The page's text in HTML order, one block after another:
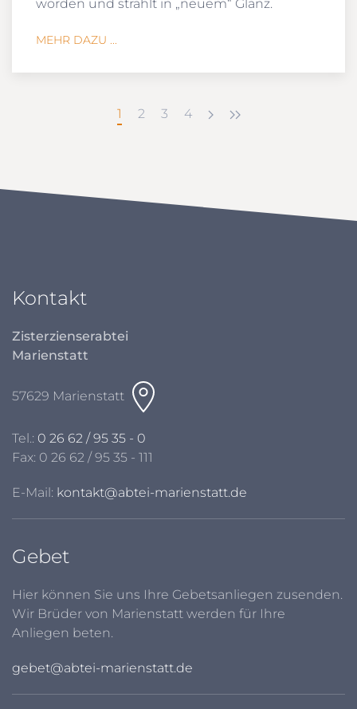
worden und strahlt in „neuem“ Glanz.
MEHR DAZU ...
1 2 3 4
Kontakt
Zisterzienserabtei
Marienstatt
57629 Marienstatt
Tel.: 0 26 62 / 95 35 - 0
Fax: 0 26 62 / 95 35 - 111
E-Mail: kontakt@abtei-marienstatt.de
Gebet
Hier können Sie uns Ihre Gebetsanliegen zusenden.
Wir Brüder von Marienstatt werden für Ihre
Anliegen beten.
gebet@abtei-marienstatt.de